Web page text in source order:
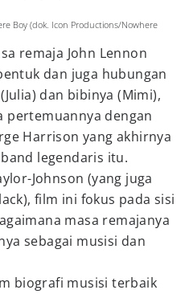
Boy (dok. Icon Productions/Nowhere
remaja John Lennon
dan juga hubungan
dan bibinya (Mimi),
pertemuannya dengan
Harrison yang akhirnya
legendaris itu.
Johnson (yang juga
film ini fokus pada sisi
masa remajanya
sebagai musisi dan
biografi musisi terbaik